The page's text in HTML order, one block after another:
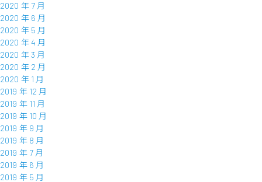
2020 年 7 月
2020 年 6 月
2020 年 5 月
2020 年 4 月
2020 年 3 月
2020 年 2 月
2020 年 1 月
2019 年 12 月
2019 年 11 月
2019 年 10 月
2019 年 9 月
2019 年 8 月
2019 年 7 月
2019 年 6 月
2019 年 5 月